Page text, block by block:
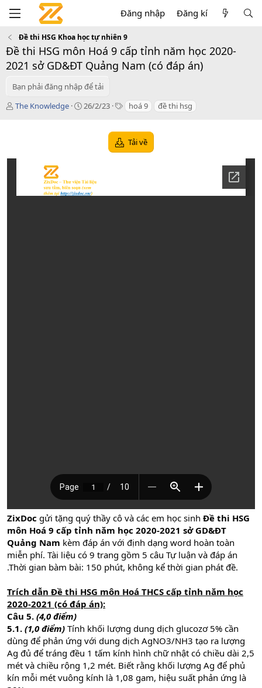
Đăng nhập Đăng kí
Đề thi HSG Khoa học tự nhiên 9
Đề thi HSG môn Hoá 9 cấp tỉnh năm học 2020-
2021 sở GD&ĐT Quảng Nam (có đáp án)
Bạn phải đăng nhập để tải
T
ả
The Knowledge
C
n
d
26/2/23
T hoá 9 đề thi hsg
Tải về
ZixDoc gửi tặng quý thầy cô và các em học sinh Đề thi HSG
môn Hoá 9 cấp tỉnh năm học 2020-2021 sở GD&ĐT
Quảng Nam kèm đáp án với định dạng word hoàn toàn
miễn phí. Tài liệu có 9 trang gồm 5 câu Tự luận và đáp án
.Thời gian bàm bài: 150 phút, không kể thời gian phát đề.
Trích dẫn Đề thi HSG môn Hoá THCS cấp tỉnh năm học
2020-2021 (có đáp án):
Câu 5. (4,0 điểm)
5.1. (1,0 điểm) Tính khối lượng dung dịch glucozơ 5% cần
dùng để phản ứng với dung dịch AgNO3/NH3 tạo ra lượng
Ag đủ để tráng đều 1 tấm kính hình chữ nhật có chiều dài 2,5
mét và chiều rộng 1,2 mét. Biết rằng khối lượng Ag để phủ
kín mỗi mét vuông kính là 1,08 gam, hiệu suất phản ứng là